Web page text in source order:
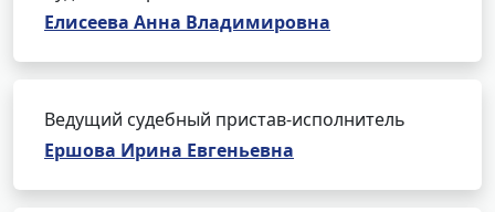
Елисеева Анна Владимировна
Ведущий судебный пристав-исполнитель
Ершова Ирина Евгеньевна